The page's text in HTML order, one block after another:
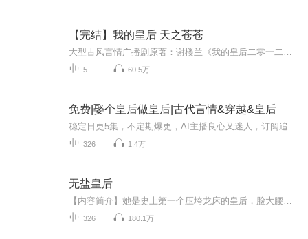
【完结】我的皇后 天之苍苍
5 60.5万
免费|娶个皇后做皇后|古代言情&穿越&皇后
326 1.4万
无盐皇后
326 180.1万